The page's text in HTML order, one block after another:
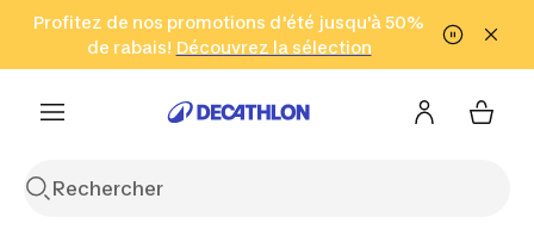
Aller à la recherche Aller au contenu Aller au pied de
Profitez de nos promotions d'été jusqu'à 50%
de rabais! Découvrez la sélection
Cliquez ici
en seulement 2 h!
(Zones sélectionnées)